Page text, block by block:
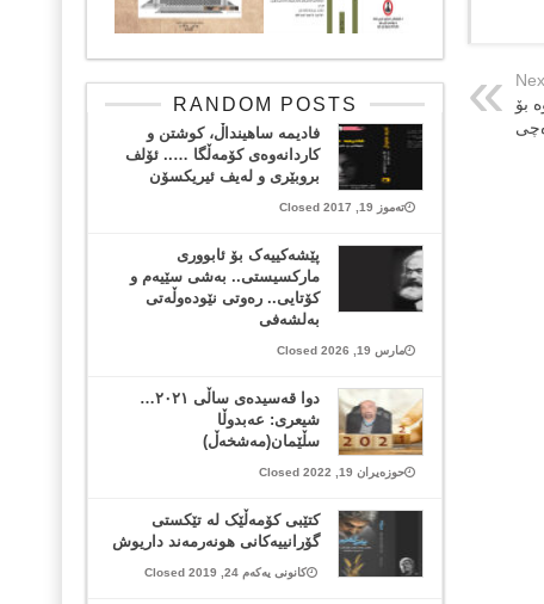
بۆ
RANDOM POSTS
فادیمه‌ ساهینداڵ، کوشتن و
کاردانه‌وه‌ی کۆمه‌ڵگا ….. ئۆلف
بروبێری و له‌یف ئیریکسۆن
تەموز 19, 2017 Closed
پێشەکییەک بۆ ئابووری
مارکسیستی.. بەشی سێیەم و
کۆتایی.. رەوتی نێودەوڵەتی
بەلشەفی
مارس 19, 2026 Closed
دوا قەسیدەی ساڵی ٢٠٢١…
شیعری: عەبدوڵا
سڵێمان(مەشخەڵ)
حوزەیران 19, 2022 Closed
کتێبی کۆمەڵێک لە تێکستی
گۆرانییەکانی هونەرمەند داریوش
کانونی یەکەم 24, 2019 Closed